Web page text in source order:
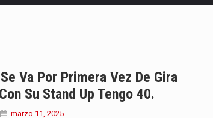
y…
Va Por Primera Vez De Gira
Su Stand Up Tengo 40.
marzo 11, 2025